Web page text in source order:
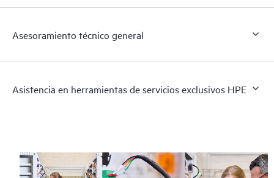
Asesoramiento técnico general
Asistencia en herramientas de servicios exclusivos HPE